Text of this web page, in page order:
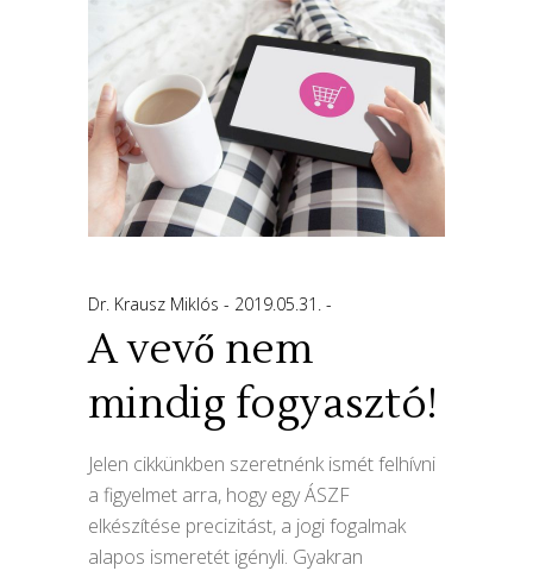
Dr. Krausz Miklós 2019.05.31.
A vevő nem
mindig fogyasztó!
Jelen cikkünkben szeretnénk ismét felhívni
a figyelmet arra, hogy egy ÁSZF
elkészítése precizitást, a jogi fogalmak
alapos ismeretét igényli. Gyakran